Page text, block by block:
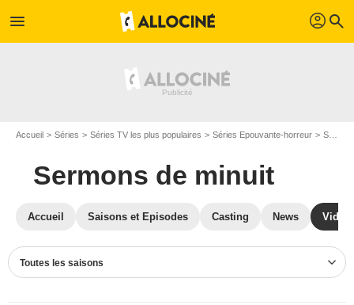
menu profil search
Accueil Séries Séries TV les plus populaires Séries Epouvante-horreur Sermons de minuit
Sermons de minuit
Accueil Saisons et Episodes Casting News
Toutes les saisons